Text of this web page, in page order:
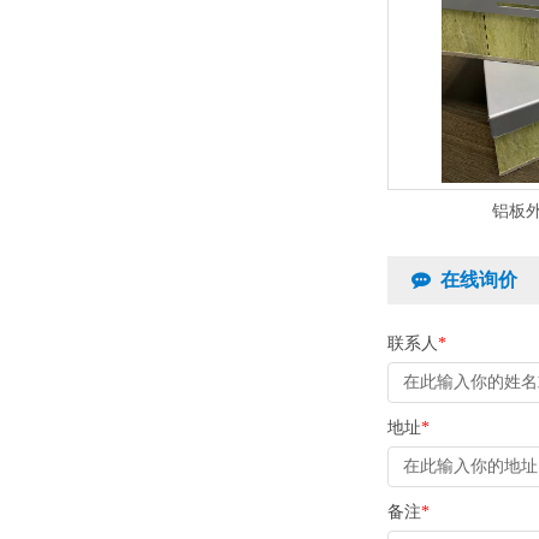
铝板
在线询价
联系人*
地址*
备注*